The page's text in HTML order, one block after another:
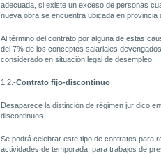
adecuada, si existe un exceso de personas
nueva obra se encuentra ubicada en provincia
Al término del contrato por alguna de estas
del 7% de los conceptos salariales
considerado en situación legal de desempleo.
1.2.-Contrato fijo-discontinuo
Desaparece la distinción de régimen jurídico
discontinuos.
Se podrá celebrar este tipo de contratos para
actividades de temporada, para trabajos de